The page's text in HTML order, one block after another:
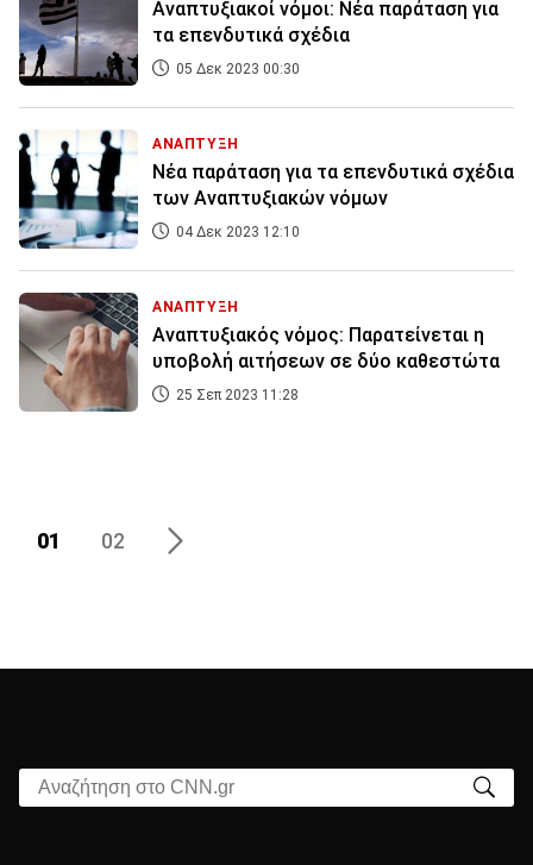
Αναπτυξιακοί νόμοι: Νέα παράταση για
τα επενδυτικά σχέδια
05 Δεκ 2023 00:30
ΑΝΑΠΤΥΞΗ
Νέα παράταση για τα επενδυτικά σχέδια
των Αναπτυξιακών νόμων
04 Δεκ 2023 12:10
ΑΝΑΠΤΥΞΗ
Αναπτυξιακός νόμος: Παρατείνεται η
υποβολή αιτήσεων σε δύο καθεστώτα
25 Σεπ 2023 11:28
01 02
Αναζήτηση στο CNN.gr